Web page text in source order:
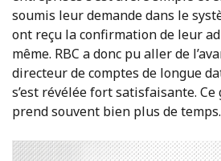
soumis leur demande dans le
ont reçu la confirmation de leur
même. RBC a donc pu aller de
directeur de comptes de longue
s’est révélée fort satisfaisante.
prend souvent bien plus de temps.